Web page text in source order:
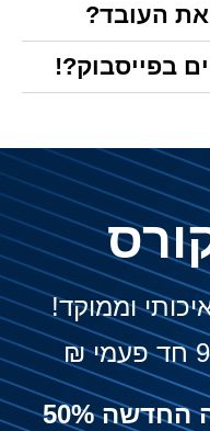
את העובד?
בפייסבוק?!
מחיר מיוחד לשנה החדשה 50%